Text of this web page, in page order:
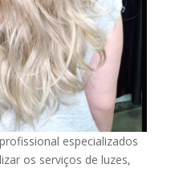
especializados
os serviços de luzes,